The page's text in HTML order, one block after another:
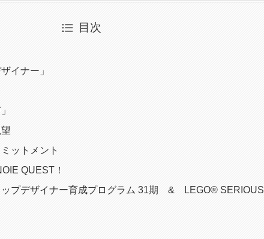
目次
イナー」
ットメント
QUEST！
ップデザイナー育成プログラム 31期 & LEGO®︎ SERIOUS